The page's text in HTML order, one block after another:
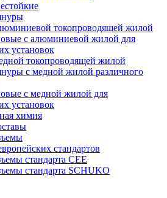
токопроводящей жилой
с алюминиевой жилой для
установок
токопроводящей жилой
с медной жилой различного
с медной жилой для
установок
химия
стандартов
стандарта CEE
стандарта SCHUKO